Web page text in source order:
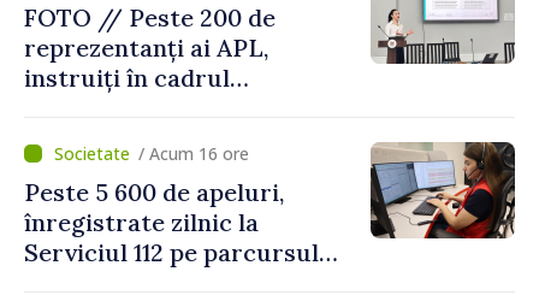
FOTO // Peste 200 de
reprezentanți ai APL,
instruiți în cadrul
Mediu privind aplicarea a
două regulamente din
domeniu
/ Acum 16 ore
Peste 5 600 de apeluri,
înregistrate zilnic la
Serviciul 112 pe parcursul